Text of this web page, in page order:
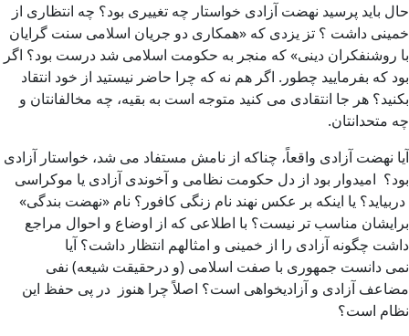
حال باید پرسید نهضت آزادی خواستار چه تغییری بود؟ چه انتظاری از
خمینی داشت ؟ تز یزدی که «همکاری دو جریان اسلامی سنت گرایان
با روشنفکران دینی» که منجر به حکومت اسلامی شد درست بود؟ اگر
بود که بفرمایید چطور. اگر هم نه که چرا حاضر نیستید از خود انتقاد
بکنید؟ هر جا انتقادی می کنید متوجه است به بقیه، چه مخالفانتان و
چه متحدانتان.
آیا نهضت آزادی واقعاً، چناکه از نامش مستفاد می شد، خواستار آزادی
بود؟ امیدوار بود از دل حکومت نظامی و آخوندی آزادی یا موکراسی
دربیاید؟ یا اینکه بر عکس نهند نام زنگی کافور؟ نام «نهضت بندگی»
برایشان مناسب تر نیست؟ با اطلاعی که از اوضاع و احوال مراجع
داشت چگونه آزادی را از خمینی و امثالهم انتظار داشت؟ آیا
نمی دانست جمهوری با صفت اسلامی (و درحقیقت شیعه) نفی
مضاعف آزادی و آزادیخواهی است؟ اصلاً چرا هنوز در پی حفظ این
نظام است؟